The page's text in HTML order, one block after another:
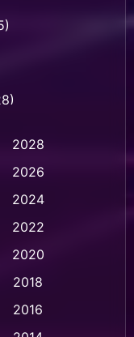
(1)
(1)
2028
2026
2024
2022
2020
2018
2016